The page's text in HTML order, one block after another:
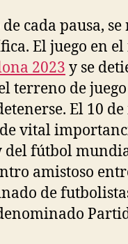
de cada pausa,
El juego en
2023 y se
terreno de
El 10
vital
del fútbol
amistoso
de